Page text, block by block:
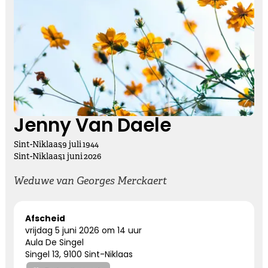
Jenny Van Daele
Sint-Niklaas,9 juli1944
Sint-Niklaas,1juni2026
Weduwe van Georges Merckaert
Afscheid
vrijdag 5 juni 2026 om 14 uur
Aula De Singel
Singel 13, 9100 Sint-Niklaas
Vasthouden bij afscheid
Afscheid nemen, is niet loslaten
Het is een andere manier van vasthouden
Kies dit gedicht
Nooit meer hier, maar altijd bij ons.